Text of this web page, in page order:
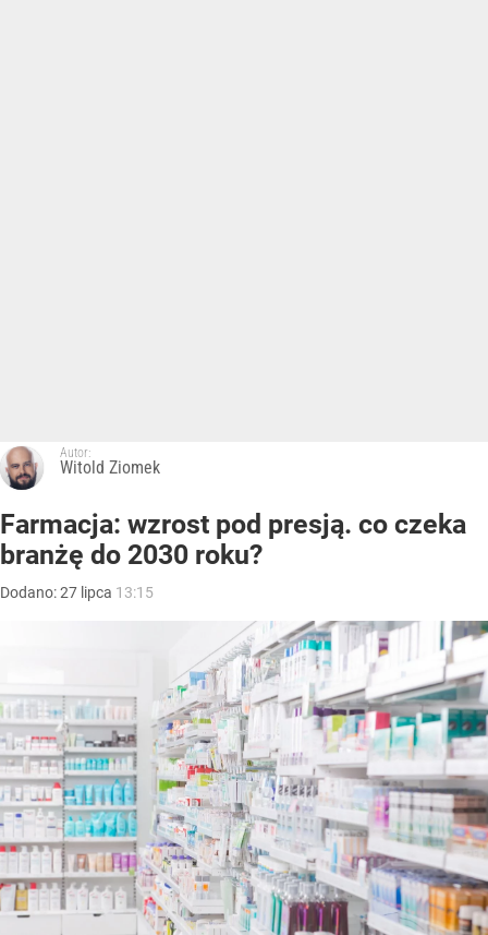
Autor:
Witold Ziomek
Farmacja: wzrost pod presją. co czeka
branżę do 2030 roku?
Dodano:27 lipca 13:15